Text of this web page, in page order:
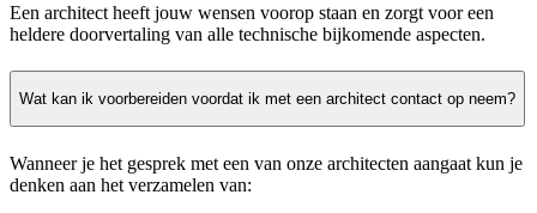
Een architect heeft jouw wensen voorop staan en zorgt voor een
heldere doorvertaling van alle technische bijkomende aspecten.
Wat kan ik voorbereiden voordat ik met een architect contact op neem?
Wanneer je het gesprek met een van onze architecten aangaat kun je
denken aan het verzamelen van: